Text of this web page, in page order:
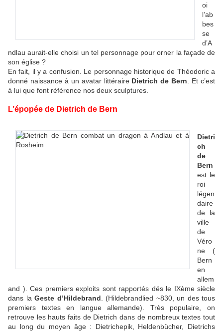
oi
l’ab
bes
se
d’A
ndlau aurait-elle choisi un tel personnage pour orner la façade de
son église ?
En fait, il y a confusion. Le personnage historique de Théodoric a
donné naissance à un avatar littéraire Dietrich de Bern . Et c’est
à lui que font référence nos deux sculptures.
L’épopée de Dietrich de Bern
Dietri
ch
de
Bern
est le
roi
légen
daire
de la
ville
de
Véro
ne (
Bern
en
allem
and ). Ces premiers exploits sont rapportés dés le IXème siècle
dans la Geste d’Hildebrand . (Hildebrandlied ~830, un des tous
premiers textes en langue allemande). Très populaire, on
retrouve les hauts faits de Dietrich dans de nombreux textes tout
au long du moyen âge : Dietrichepik, Heldenbücher, Dietrichs